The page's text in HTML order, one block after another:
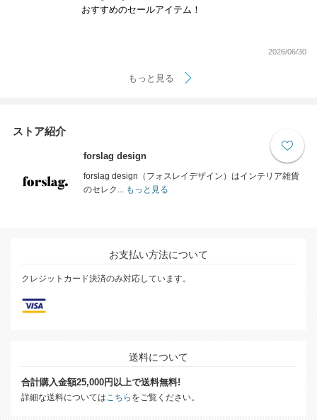
おすすめのセールアイテム！
2026/06/30
もっと見る
ストア紹介
forslag design
forslag design（フォスレイデザイン）はインテリア雑貨
のセレク...もっと見る
お支払い方法について
クレジットカード決済のみ対応しています。
送料について
合計購入金額25,000円以上で送料無料!
詳細な送料についてはこちら をご覧ください。